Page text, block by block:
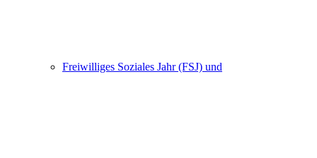
Freiwilliges Soziales Jahr (FSJ) und